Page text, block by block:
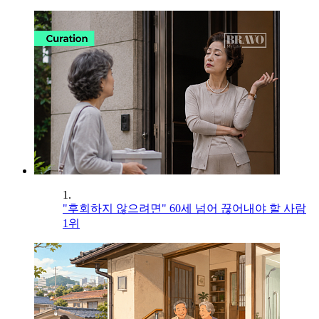
1.
"후회하지 않으려면" 60세 넘어 끊어내야 할 사람
1위